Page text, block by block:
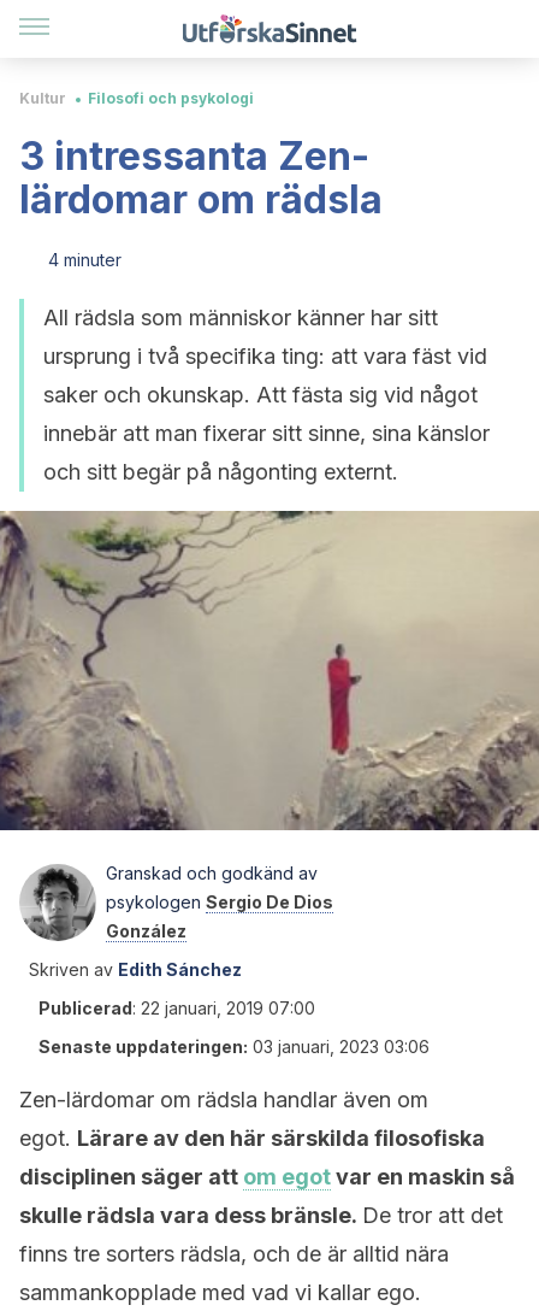
Kultur Filosofi och psykologi
3 intressanta Zen-
lärdomar om rädsla
4 minuter
All rädsla som människor känner har sitt
ursprung i två specifika ting: att vara fäst vid
saker och okunskap. Att fästa sig vid något
innebär att man fixerar sitt sinne, sina känslor
och sitt begär på någonting externt.
Granskad och godkänd av
psykologen Sergio De Dios
González
Skriven av Edith Sánchez
Publicerad: 22 januari, 2019 07:00
Senaste uppdateringen: 03 januari, 2023 03:06
Zen-lärdomar om rädsla handlar även om
egot. Lärare av den här särskilda filosofiska
disciplinen säger att om egotvar en maskin så
skulle rädsla vara dess bränsle. De tror att det
finns tre sorters rädsla, och de är alltid nära
sammankopplade med vad vi kallar ego.